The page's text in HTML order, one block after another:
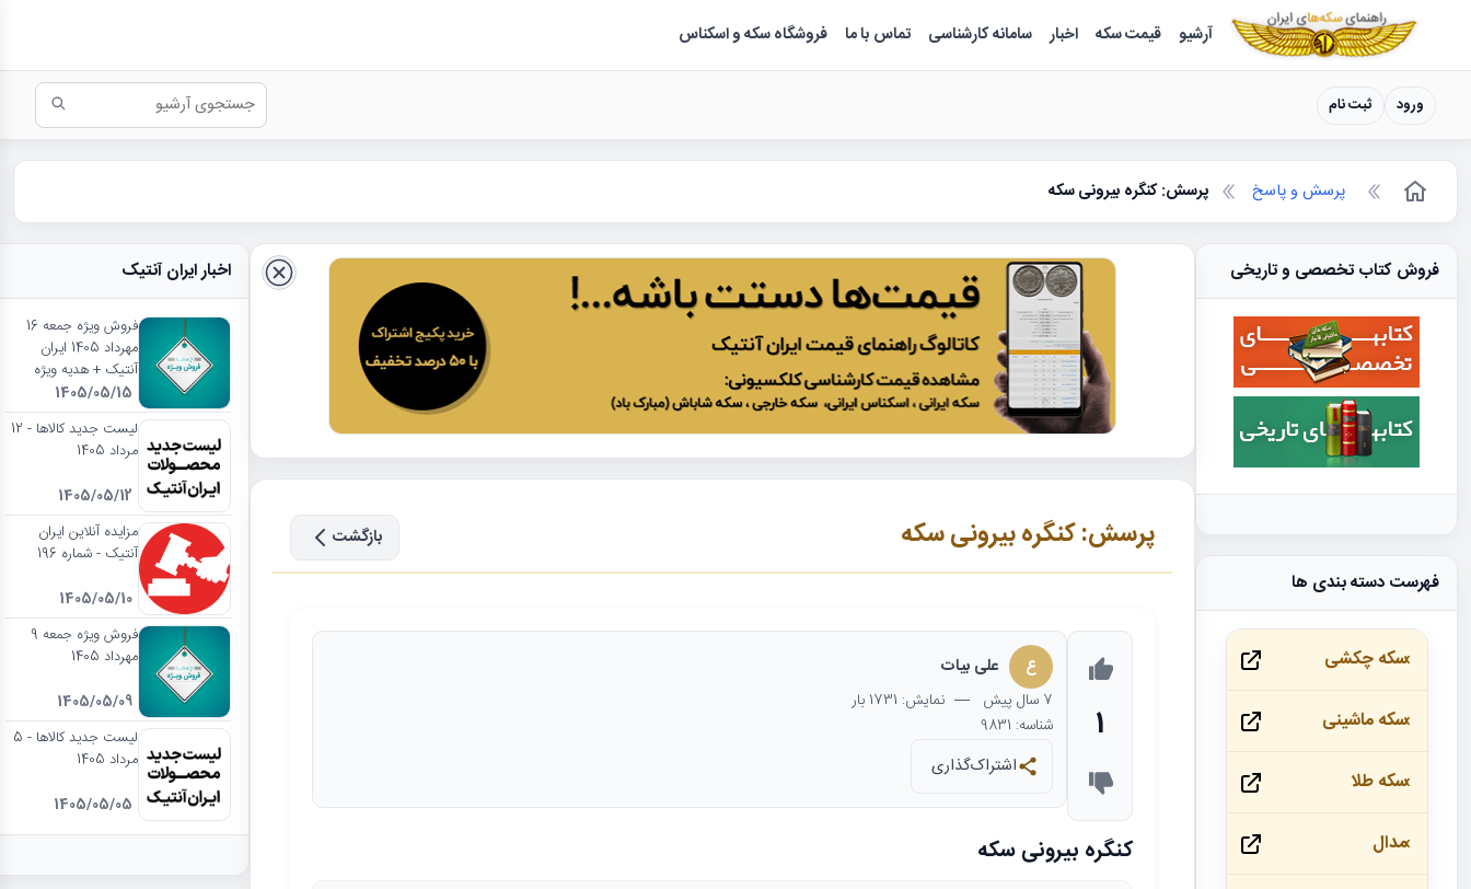
سکه ها ؛ راهنمای سکه شناسی
آرشیو قیمت سکه اخبار سامانه کارشناسی تماس با ما فروشگاه سکه و اسکناس
ورود ثبت نام
پرسش و پاسخ پرسش: کنگره بیرونی سکه
پرسش: کنگره بیرونی سکه بازگشت
1
ع علی بیات
7 سال پیش — نمایش: 1731 بار
شناسه: 9831
اشتراک‌گذاری
کنگره بیرونی سکه
اخبار ایران آنتیک
فروش ویژه جمعه 16
مهرداد 1405 ایران
آنتیک + هدیه ویژه
1405/05/15
لیست جدید کالاها - 12
مرداد 1405
1405/05/12
مزایده آنلاین ایران
آنتیک - شماره 196
1405/05/10
فروش ویژه جمعه 9
مهرداد 1405
1405/05/09
لیست جدید کالاها - 5
مرداد 1405
1405/05/05
فروش کتاب تخصصی و تاریخی
فهرست دسته بندی ها
سکه چکشی
سکه ماشینی
سکه طلا
مدال